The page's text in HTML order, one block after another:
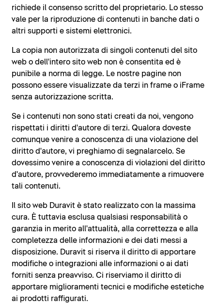
richiede il consenso scritto del proprietario. Lo stesso
vale per la riproduzione di contenuti in banche dati o
altri supporti e sistemi elettronici.
La copia non autorizzata di singoli contenuti del sito
web o dell'intero sito web non è consentita ed è
punibile a norma di legge. Le nostre pagine non
possono essere visualizzate da terzi in frame o iFrame
senza autorizzazione scritta.
Se i contenuti non sono stati creati da noi, vengono
rispettati i diritti d'autore di terzi. Qualora doveste
comunque venire a conoscenza di una violazione del
diritto d'autore, vi preghiamo di segnalarcelo. Se
dovessimo venire a conoscenza di violazioni del diritto
d'autore, provvederemo immediatamente a rimuovere
tali contenuti.
Il sito web Duravit è stato realizzato con la massima
cura. È tuttavia esclusa qualsiasi responsabilità o
garanzia in merito all'attualità, alla correttezza e alla
completezza delle informazioni e dei dati messi a
disposizione. Duravit si riserva il diritto di apportare
modifiche o integrazioni alle informazioni o ai dati
forniti senza preavviso. Ci riserviamo il diritto di
apportare miglioramenti tecnici e modifiche estetiche
ai prodotti raffigurati.